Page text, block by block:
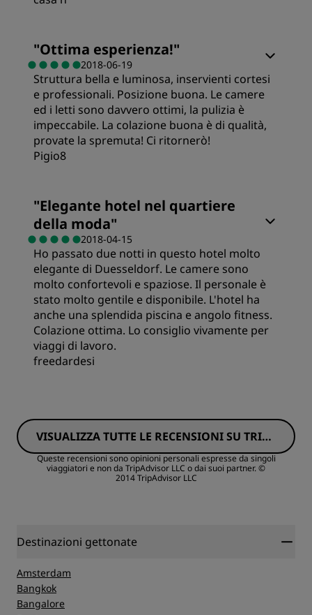
"Ottima esperienza!"
2018-06-19
Struttura bella e luminosa, inservienti cortesi
e professionali. Posizione buona. Le camere
ed i letti sono davvero ottimi, la pulizia è
impeccabile. La colazione buona è di qualità,
provate la spremuta! Ci ritornerò!
Pigio8
Qualità/prezzo
Qualità del sonno
Posizione
Pulizia
"Elegante hotel nel quartiere
della moda"
2018-04-15
Ho passato due notti in questo hotel molto
elegante di Duesseldorf. Le camere sono
molto confortevoli e spaziose. Il personale è
stato molto gentile e disponibile. L'hotel ha
anche una splendida piscina e angolo fitness.
Colazione ottima. Lo consiglio vivamente per
viaggi di lavoro.
freedardesi
VISUALIZZA TUTTE LE RECENSIONI SU TRIPA
DVISOR
Queste recensioni sono opinioni personali espresse da singoli
viaggiatori e non da TripAdvisor LLC o dai suoi partner.©
2014 TripAdvisor LLC
Destinazioni gettonate
Amsterdam
Bangkok
Bangalore